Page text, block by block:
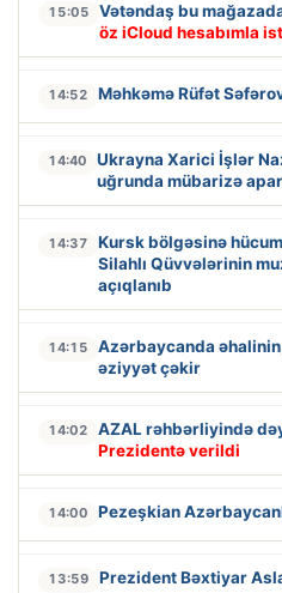
15:05 Vətəndaş bu
öz iCloud hesabımla
14:52 Məhkəmə Rüfət
14:40
Ukrayna Xarici İşlər
uğrunda mübarizə
14:37
Kursk bölgəsinə
Silahlı Qüvvələrinin
açıqlanıb
14:15
Azərbaycanda əhalinin
əziyyət çəkir
14:02 AZAL rəhbərliyində
Prezidentə verildi
14:00 Pezeşkian
13:59 Prezident Bəxtiyar